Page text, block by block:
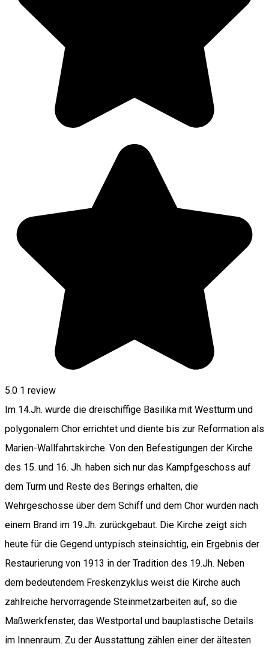
5.0 1 review
Im 14.Jh. wurde die dreischiffige Basilika mit Westturm und
polygonalem Chor errichtet und diente bis zur Reformation als
Marien-Wallfahrtskirche. Von den Befestigungen der Kirche
des 15. und 16. Jh. haben sich nur das Kampfgeschoss auf
dem Turm und Reste des Berings erhalten, die
Wehrgeschosse über dem Schiff und dem Chor wurden nach
einem Brand im 19.Jh. zurückgebaut. Die Kirche zeigt sich
heute für die Gegend untypisch steinsichtig, ein Ergebnis der
Restaurierung von 1913 in der Tradition des 19.Jh. Neben
dem bedeutendem Freskenzyklus weist die Kirche auch
zahlreiche hervorragende Steinmetzarbeiten auf, so die
Maßwerkfenster, das Westportal und bauplastische Details
im Innenraum. Zu der Ausstattung zählen einer der ältesten